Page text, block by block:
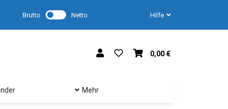
Brutto Netto Hilfe
0,00 €
Mehr